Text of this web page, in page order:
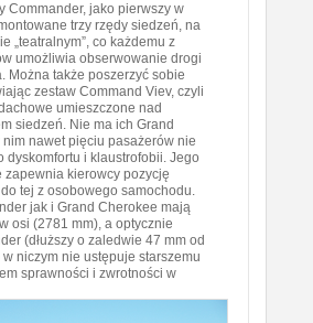
Commander, jako pierwszy w
trzy rzędy siedzeń, na
„teatralnym”, co każdemu z
umożliwia obserwowanie drogi
Można także poszerzyć sobie
zestaw Command Viev, czyli
umieszczone nad
siedzeń. Nie ma ich Grand
nawet pięciu pasażerów nie
dyskomfortu i klaustrofobii. Jego
zapewnia kierowcy pozycję
tej z osobowego samochodu.
jak i Grand Cherokee mają
osi (2781 mm), a optycznie
(dłuższy o zaledwie 47 mm od
niczym nie ustępuje starszemu
sprawności i zwrotności w